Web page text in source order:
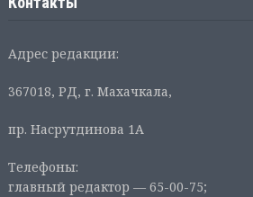
Адрес редакции:
367018, РД, г. Махачкала,
пр. Насрутдинова 1А
Телефоны:
главный редактор — 65-00-75;